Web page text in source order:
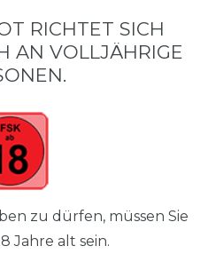
0
0,00 EUR
RICHTET SICH
AN VOLLJÄHRIGE P
zu dürfen, müssen Sie
Jahre alt sein.